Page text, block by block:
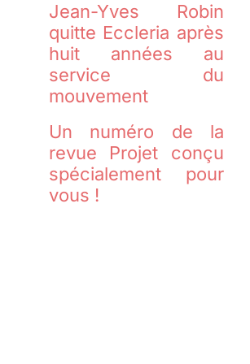
Jean-Yves Robin
quitte Eccleria après
huit années au
service du
mouvement
Un numéro de la
revue Projet conçu
spécialement pour
vous !